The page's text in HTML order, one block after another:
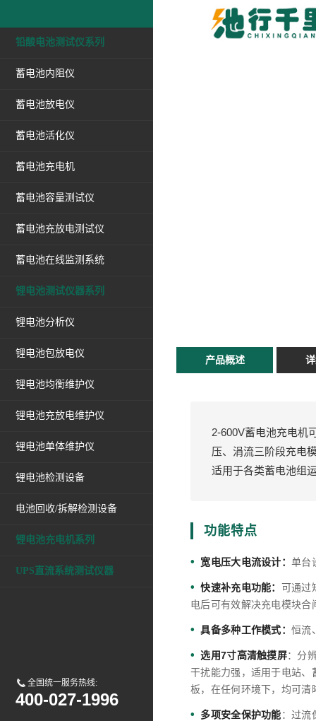
铅酸电池测试仪系列
蓄电池内阻仪
蓄电池放电仪
蓄电池活化仪
蓄电池充电机
蓄电池容量测试仪
蓄电池充放电测试仪
蓄电池在线监测系统
锂电池测试仪器系列
锂电池分析仪
锂电池包放电仪
锂电池均衡维护仪
锂电池充放电维护仪
锂电池单体维护仪
锂电池检测设备
电池回收/拆解检测设备
锂电池充电机系列
UPS直流系统测试仪器
全国统一服务热线:
400-027-1996
产品概述
2-600V蓄电池充电机
压、涓流三阶段充电
适用于各类蓄电池组
功能特点
• 宽电压大电流设计：单台
• 快速补充电功能： 可通过
电后可有效解决充电模块合
• 具备多种工作模式：恒流
• 选用7寸高清触摸屏：分
干扰能力强，适用于电站
板，在任何环境下，均可清
• 多项安全保护功能：过流